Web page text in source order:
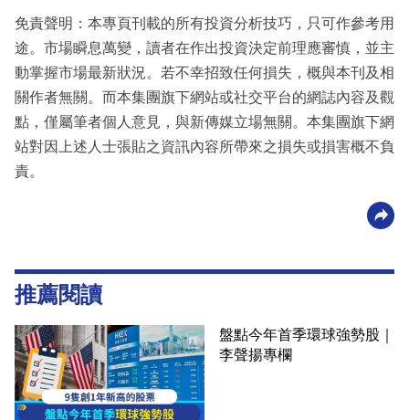
免責聲明：本專頁刊載的所有投資分析技巧，只可作參考用
途。市場瞬息萬變，讀者在作出投資決定前理應審慎，並主
動掌握市場最新狀況。若不幸招致任何損失，概與本刊及相
關作者無關。而本集團旗下網站或社交平台的網誌內容及觀
點，僅屬筆者個人意見，與新傳媒立場無關。本集團旗下網
站對因上述人士張貼之資訊內容所帶來之損失或損害概不負
責。
推薦閱讀
盤點今年首季環球強勢股｜
李聲揚專欄